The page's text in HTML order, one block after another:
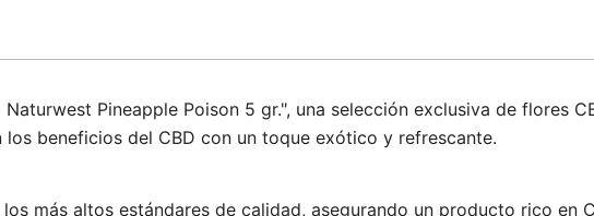
Pineapple Poison 5 gr.", una selección exclusiva de flores
beneficios del CBD con un toque exótico y refrescante.
más altos estándares de calidad, asegurando un producto rico en